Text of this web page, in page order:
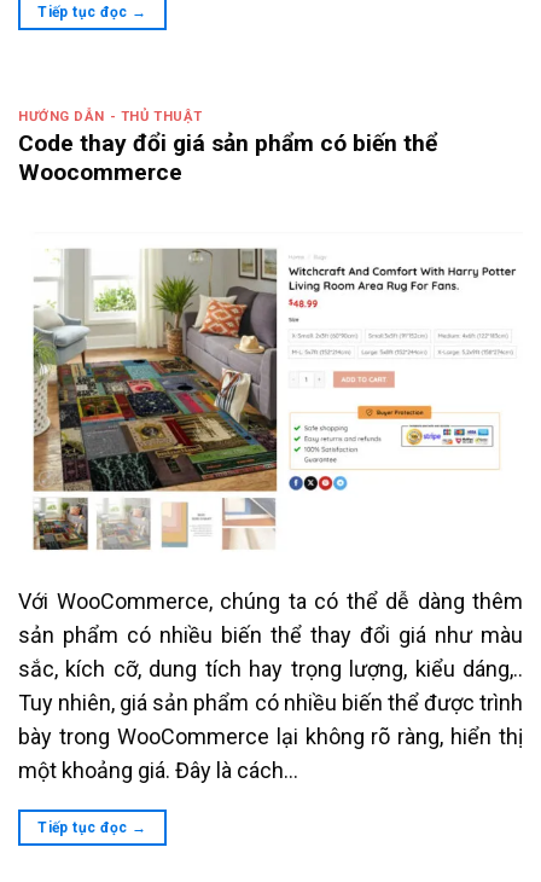
Tiếp tục đọc →
HƯỚNG DẪN - THỦ THUẬT
Code thay đổi giá sản phẩm có biến thể
Woocommerce
Với WooCommerce, chúng ta có thể dễ dàng thêm
sản phẩm có nhiều biến thể thay đổi giá như màu
sắc, kích cỡ, dung tích hay trọng lượng, kiểu dáng,..
Tuy nhiên, giá sản phẩm có nhiều biến thể được trình
bày trong WooCommerce lại không rõ ràng, hiển thị
một khoảng giá. Đây là cách…
Tiếp tục đọc →